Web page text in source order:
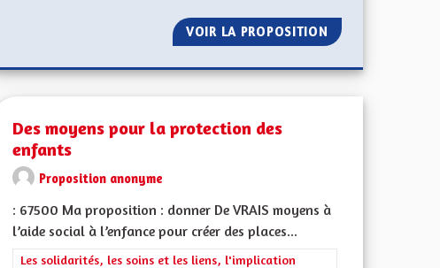
À DÉTECTION DE MOUVEMENT.VOIR LA PROPOSITION DES MÉDIAS
de l'Alsace en France et en Europe
Des moyens pour la protection des
enfants
Proposition anonyme
: 67500 Ma proposition : donner De VRAIS moyens à
l’aide social à l’enfance pour créer des places...
Filtrer les résultats de la catégorie : Les solidarités, les soins et les liens,
Les solidarités, les soins et les liens, l'implication